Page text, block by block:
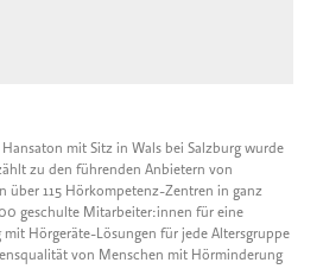
mit Sitz in Wals bei Salzburg wurde
zu den führenden Anbietern von
über 115 Hörkompetenz-Zentren in ganz
geschulte Mitarbeiter:innen für eine
Hörgeräte-Lösungen für jede Altersgruppe
von Menschen mit Hörminderung